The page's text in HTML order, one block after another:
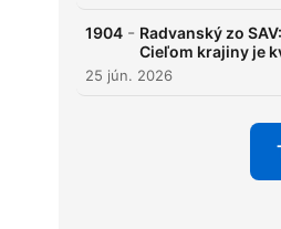
1904 - Radvanský zo
Cieľom krajiny je
25 jún. 2026